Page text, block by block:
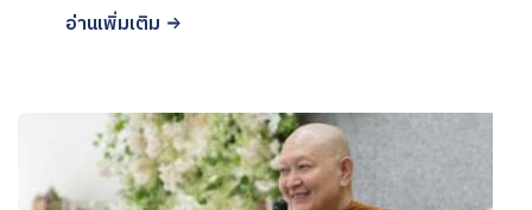
อ่านเพิ่มเติม